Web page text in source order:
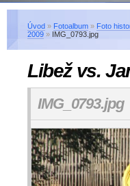
Úvod » Fotoalbum » Foto
2009 » IMG_0793.jpg
Libež vs.
IMG_0793.jpg